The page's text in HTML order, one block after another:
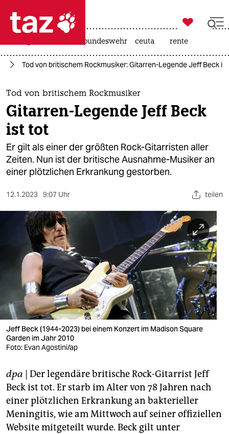
 taz zahl ich
taz zahl ich
themen
politik
öko
gesellschaft
sport
berlin
nord
wahrheit
verlag
verlag
veranstaltungen
fragen & hilfe
unterstützen
abo

taz zahl ich
bundeswehr ceuta rente
Tod von britischem Rockmusiker: Gitarren-Legende Jeff Beck
Tod von britischem Rockmusiker
Gitarren-Legende Jeff Beck
ist tot
Er gilt als einer der größten Rock-Gitarristen aller
Zeiten. Nun ist der britische Ausnahme-Musiker an
einer plötzlichen Erkrankung gestorben.
12.1.2023 9:07 Uhr teilen
Jeff Beck (1944-2023) bei einem Konzert im Madison Square
Garden im Jahr 2010
Foto: Evan Agostini/ap
dpa | Der legendäre britische Rock-Gitarrist Jeff
Beck ist tot. Er starb im Alter von 78 Jahren nach
einer plötzlichen Erkrankung an bakterieller
Meningitis, wie am Mittwoch auf seiner offiziellen
Website mitgeteilt wurde. Beck gilt unter